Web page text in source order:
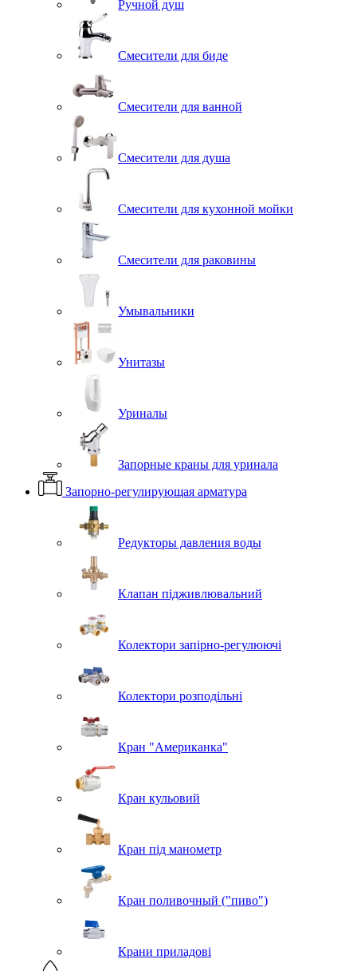
Ручной душ
Смесители для биде
Смесители для ванной
Смесители для душа
Смесители для кухонной мойки
Смесители для раковины
Умывальники
Унитазы
Уриналы
Запорные краны для уринала
Запорно-регулирующая арматура
Редукторы давления воды
Клапан підживлювальний
Колектори запірно-регулюючі
Колектори розподільні
Кран "Американка"
Кран кульовий
Кран під манометр
Кран поливочный ("пиво")
Крани приладові